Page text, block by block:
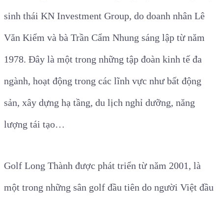
sinh thái KN Investment Group, do doanh nhân Lê
Văn Kiểm và bà Trần Cẩm Nhung sáng lập từ năm
1978. Đây là một trong những tập đoàn kinh tế đa
ngành, hoạt động trong các lĩnh vực như bất động
sản, xây dựng hạ tầng, du lịch nghỉ dưỡng, năng
lượng tái tạo…
Golf Long Thành được phát triển từ năm 2001, là
một trong những sân golf đầu tiên do người Việt đầu